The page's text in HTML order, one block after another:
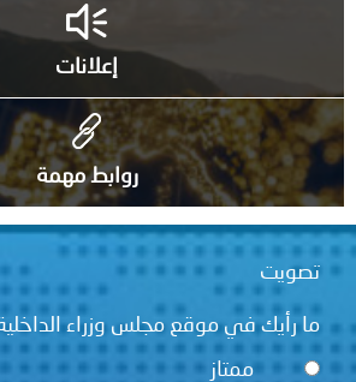
إعلانات
روابط مهمة
تصويت
ما رأيك في موقع مجلس وزراء
ممتاز